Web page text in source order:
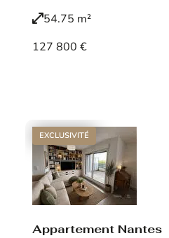
54.75 m²
127 800 €
EXCLUSIVITÉ
Appartement Nantes